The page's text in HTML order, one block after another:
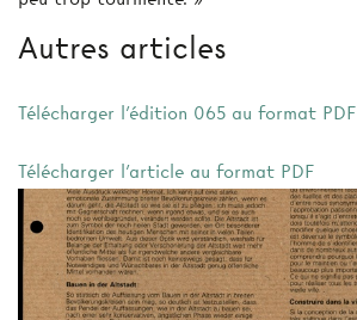
Autres articles
Télécharger l'édition 065 au format PDF
Télécharger l'article au format PDF